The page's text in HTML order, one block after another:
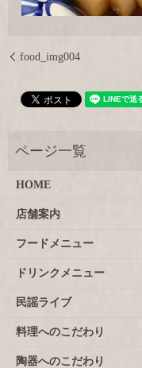
food_img004
HOME
店舗案内
フードメニュー
ドリンクメニュー
民謡ライブ
料理へのこだわり
陶器へのこだわり